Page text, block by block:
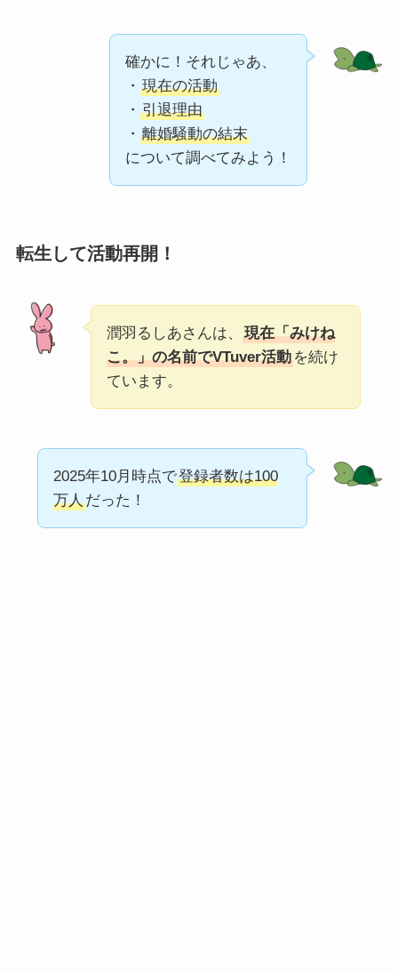
確かに！それじゃあ、
・現在の活動
・引退理由
・離婚騒動の結末
について調べてみよう！
転生して活動再開！
潤羽るしあさんは、
現在「みけね
こ。」の名前でVTuver活動を続け
ています。
2025年10月時点で登録者数は100
万人だった！